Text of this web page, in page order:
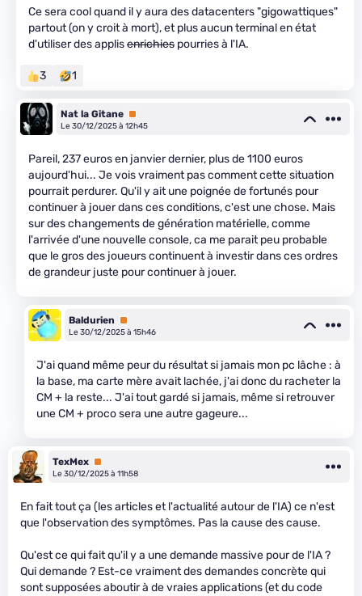
Ce sera cool quand il y aura des datacenters "gigowattiques"
partout (on y croit à mort), et plus aucun terminal en état
d'utiliser des applisenrichies pourries à l'IA.
3 1
Nat la Gitane Premium
Le 30/12/2025 à 12h45
Pareil, 237 euros en janvier dernier, plus de 1100 euros
aujourd'hui... Je vois vraiment pas comment cette situation
pourrait perdurer. Qu'il y ait une poignée de fortunés pour
continuer à jouer dans ces conditions, c'est une chose. Mais
sur des changements de génération matérielle, comme
l'arrivée d'une nouvelle console, ca me parait peu probable
que le gros des joueurs continuent à investir dans ces ordres
de grandeur juste pour continuer à jouer.
Baldurien
Premium
Le 30/12/2025 à 15h46
J'ai quand même peur du résultat si jamais mon pc lâche : à
la base, ma carte mère avait lachée, j'ai donc du racheter la
CM + la reste... J'ai tout gardé si jamais, même si retrouver
une CM + proco sera une autre gageure...
TexMex Premium
Le 30/12/2025 à 11h58
En fait tout ça (les articles et l'actualité autour de l'IA) ce n'est
que l'observation des symptômes. Pas la cause des cause.
Qu'est ce qui fait qu'il y a une demande massive pour de l'IA ?
Qui demande ? Est-ce vraiment des demandes concrète qui
sont supposées aboutir à de vraies applications (et du code